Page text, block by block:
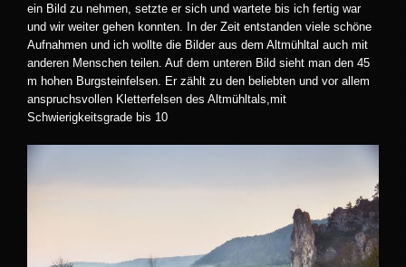
ein Bild zu nehmen, setzte er sich und wartete bis ich fertig war
und wir weiter gehen konnten. In der Zeit entstanden viele schöne
Aufnahmen und ich wollte die Bilder aus dem Altmühltal auch mit
anderen Menschen teilen. Auf dem unteren Bild sieht man den 45
m hohen Burgsteinfelsen. Er zählt zu den beliebten und vor allem
anspruchsvollen Kletterfelsen des Altmühltals,mit
Schwierigkeitsgrade bis 10